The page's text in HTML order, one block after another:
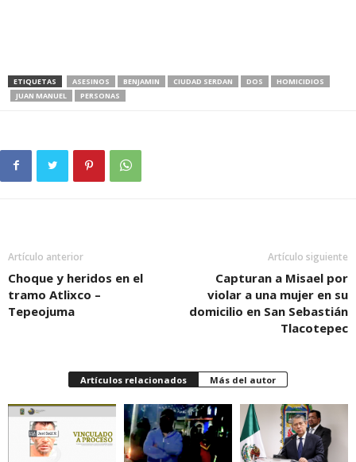
ETIQUETAS ASESINOS BENJAMIN CIUDAD SERDAN DOS
HOMICIDIOS
JUAN MANUEL
PERSONAS
Artículo anterior
Choque y heridos en el
tramo Atlixco –
Tepeojuma
Artículo siguiente
Capturan a Misael por
violar a una mujer en su
domicilio en San Sebastián
Tlacotepec
Artículos relacionados Más del autor